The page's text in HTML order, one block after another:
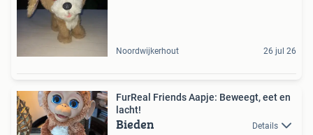
Noordwijkerhout 26 jul 26
FurReal Friends Aapje: Beweegt, eet en
lacht!
Bieden Details